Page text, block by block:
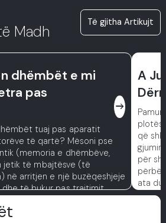
Madh
Të gjitha Artikujt
dhëmbët e mi
pas
east
tuaj pas aparatit
të qartë? Mësoni pse
(memoria e dhëmbëve,
jetik të mbajtësve (të
në arritjen e një buzëqeshjeje
të bukur pas trajtimit.
A
që
për
ata